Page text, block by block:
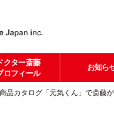
クター斎藤
ロフィール
お知ら
品カタログ「元気くん」で斎藤